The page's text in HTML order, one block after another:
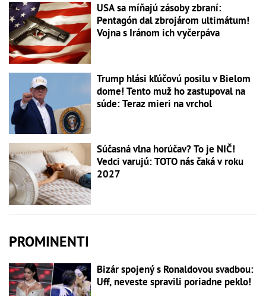
USA sa míňajú zásoby zbraní:
Pentagón dal zbrojárom ultimátum!
Vojna s Iránom ich vyčerpáva
Trump hlási kľúčovú posilu v Bielom
dome! Tento muž ho zastupoval na
súde: Teraz mieri na vrchol
Súčasná vlna horúčav? To je NIČ!
Vedci varujú: TOTO nás čaká v roku
2027
PROMINENTI
Bizár spojený s Ronaldovou svadbou:
Uff, neveste spravili poriadne peklo!